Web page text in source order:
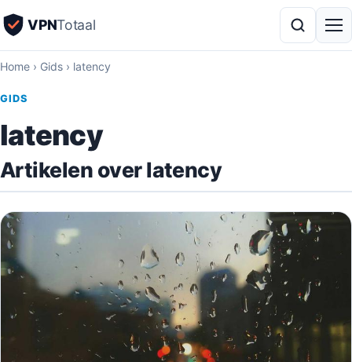
VPNTotaal
Home › Gids › latency
GIDS
latency
Artikelen over latency